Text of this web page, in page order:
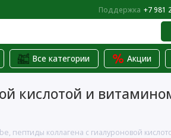
Поддержка +7 981
Все категории Акции
кислотой и
пептиды коллагена с гиалуроновой